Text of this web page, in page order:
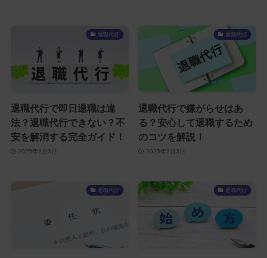
退職代行
退職代行で即日退職は違
法？退職代行できない？不
安を解消する完全ガイド！
2025年2月3日
退職代行
退職代行で嫌がらせはあ
る？安心して退職するため
のコツを解説！
2025年2月3日
退職代行 退職代行